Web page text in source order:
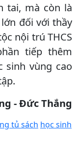
tai, mà còn là
đối với thầy
nội trú THCS
tiếp thêm
sinh vùng cao
- Đức Thắng
tủ sách học sinh